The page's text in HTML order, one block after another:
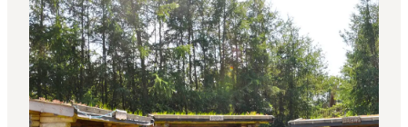
Planifiez votre voyage